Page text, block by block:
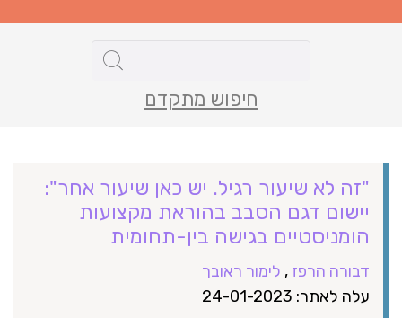
חיפוש מתקדם
"זה לא שיעור רגיל. יש כאן שיעור אחר":
יישום דגם הסבב בהוראת מקצועות
הומניסטיים בגישה בין-תחומית
דבורה הרפז , לימור ראובך
עלה לאתר: 24-01-2023